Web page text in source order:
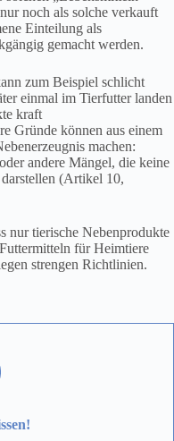
noch als solche verkauft
Einteilung als
gemacht werden.
zum Beispiel schlicht
einmal im Tierfutter landen
kraft
Gründe können aus einem
machen:
andere Mängel, die keine
(Artikel 10,
nur tierische Nebenprodukte
für Heimtiere
strengen Richtlinien.